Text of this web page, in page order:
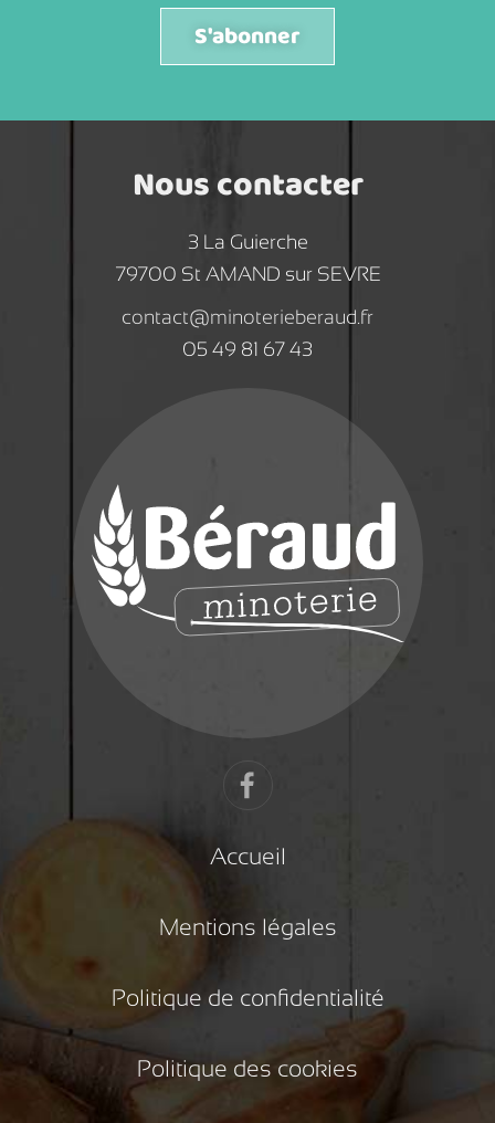
S'abonner
Nous contacter
3 La Guierche
79700 St AMAND sur SEVRE
contact@minoterieberaud.fr
05 49 81 67 43
Accueil
Mentions légales
Politique de confidentialité
Politique des cookies